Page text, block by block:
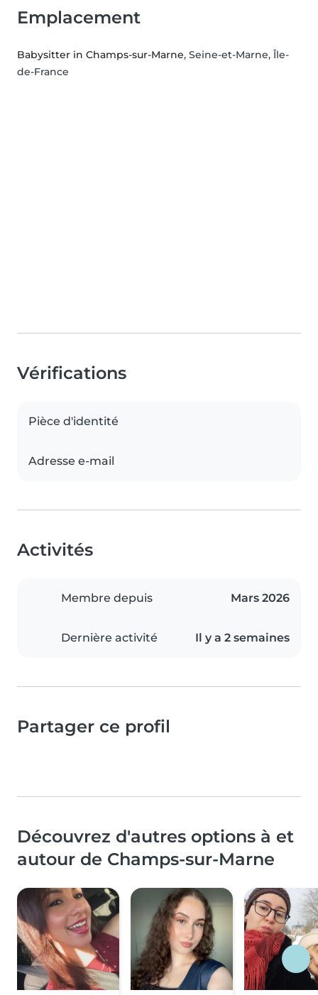
Emplacement
Babysitter in Champs-sur-Marne, Seine-et-Marne, Île-
de-France
Vérifications
Pièce d'identité
Adresse e-mail
Activités
Membre depuis Mars 2026
Dernière activité Il y a 2 semaines
Partager ce profil
Découvrez d'autres options à et
autour de Champs-sur-Marne